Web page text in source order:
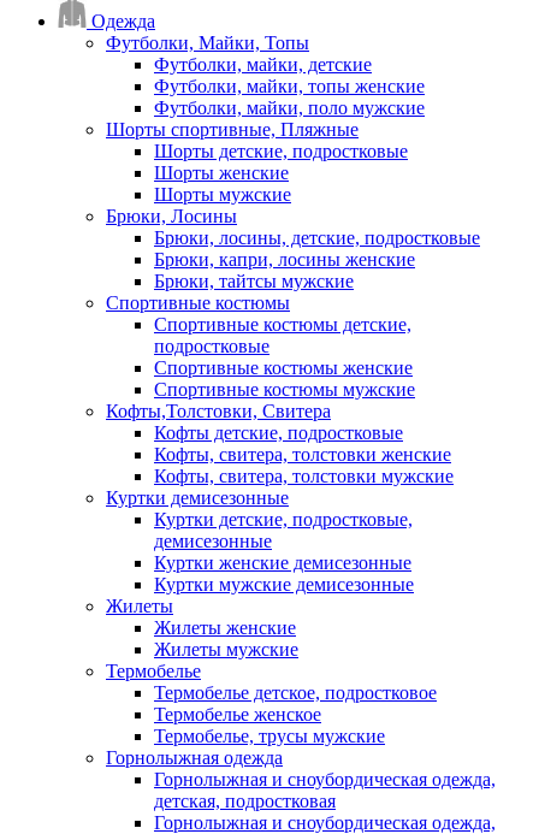
Одежда
Футболки, Майки, Топы
Футболки, майки, детские
Футболки, майки, топы женские
Футболки, майки, поло мужские
Шорты спортивные, Пляжные
Шорты детские, подростковые
Шорты женские
Шорты мужские
Брюки, Лосины
Брюки, лосины, детские, подростковые
Брюки, капри, лосины женские
Брюки, тайтсы мужские
Спортивные костюмы
Спортивные костюмы детские,
подростковые
Спортивные костюмы женские
Спортивные костюмы мужские
Кофты,Толстовки, Свитера
Кофты детские, подростковые
Кофты, свитера, толстовки женские
Кофты, свитера, толстовки мужские
Куртки демисезонные
Куртки детские, подростковые,
демисезонные
Куртки женские демисезонные
Куртки мужские демисезонные
Жилеты
Жилеты женские
Жилеты мужские
Термобелье
Термобелье детское, подростковое
Термобелье женское
Термобелье, трусы мужские
Горнолыжная одежда
Горнолыжная и сноубордическая одежда,
детская, подростковая
Горнолыжная и сноубордическая одежда,